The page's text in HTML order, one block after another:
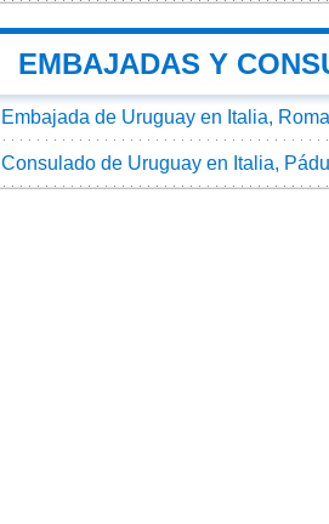
EMBAJADAS Y
Embajada de Uruguay en Italia, Roma
Consulado de Uruguay en Italia,